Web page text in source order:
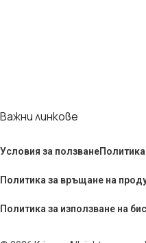
Важни линкове
Условия за ползване
Политика за връщане на
Политика за използване на